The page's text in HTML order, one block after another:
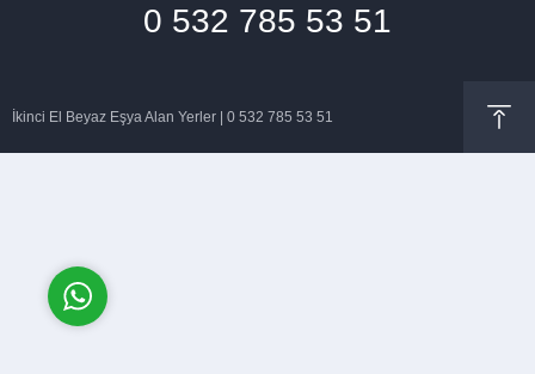
0 532 785 53 51
İkinci El Beyaz Eşya Alan Yerler | 0 532 785 53 51